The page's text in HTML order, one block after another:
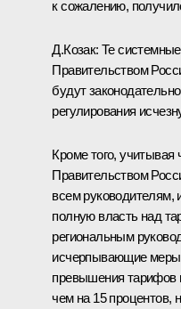
к сожалению,
Д.Козак: Те
Правительством
будут
регулирования
Кроме того, учитывая
Правительством
всем руководителям,
полную власть над
региональным
исчерпывающие меры
превышения тарифов
чем на 15 процентов,